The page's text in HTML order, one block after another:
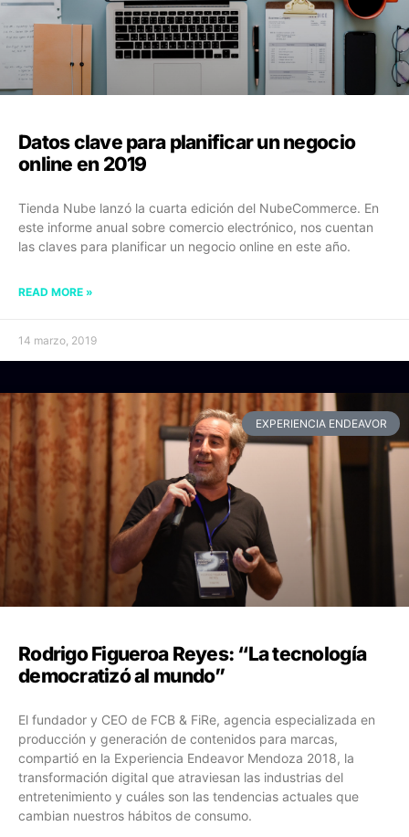
Datos clave para planificar un negocio
online en 2019
Tienda Nube lanzó la cuarta edición del NubeCommerce. En
este informe anual sobre comercio electrónico, nos cuentan
las claves para planificar un negocio online en este año.
READ MORE »
14 marzo, 2019
EXPERIENCIA ENDEAVOR
Rodrigo Figueroa Reyes: “La tecnología
democratizó al mundo”
El fundador y CEO de FCB & FiRe, agencia especializada en
producción y generación de contenidos para marcas,
compartió en la Experiencia Endeavor Mendoza 2018, la
transformación digital que atraviesan las industrias del
entretenimiento y cuáles son las tendencias actuales que
cambian nuestros hábitos de consumo.